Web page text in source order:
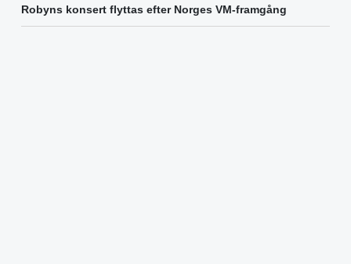
Robyns konsert flyttas efter Norges VM-framgång